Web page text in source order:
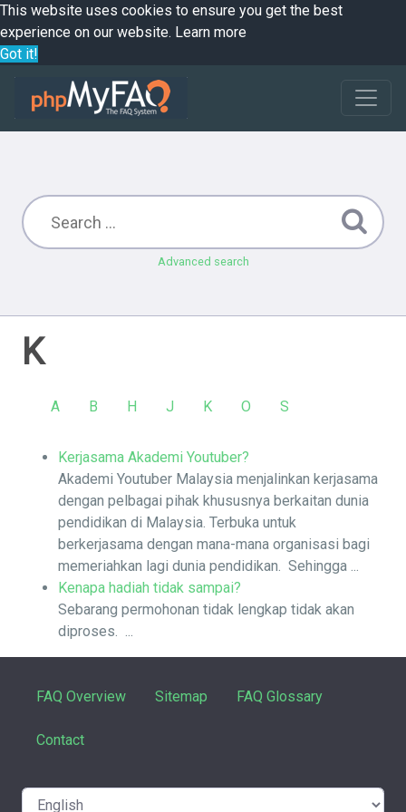
This website uses cookies to ensure you get the best
experience on our website. Learn more
Got it!
Advanced search
K
A B H J K O S
Kerjasama Akademi Youtuber?
Akademi Youtuber Malaysia menjalinkan kerjasama
dengan pelbagai pihak khususnya berkaitan dunia
pendidikan di Malaysia. Terbuka untuk
berkerjasama dengan mana-mana organisasi bagi
memeriahkan lagi dunia pendidikan. Sehingga ...
Kenapa hadiah tidak sampai?
Sebarang permohonan tidak lengkap tidak akan
diproses. ...
FAQ Overview Sitemap FAQ Glossary
Contact